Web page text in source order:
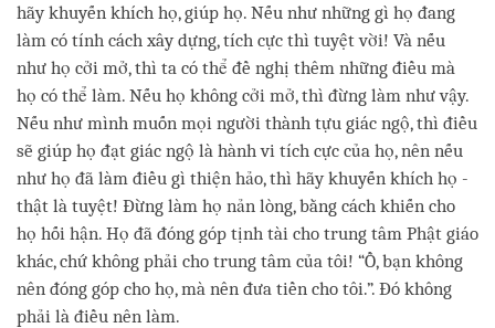
hãy khuyến khích họ, giúp họ. Nếu như những gì họ đang
làm có tính cách xây dựng, tích cực thì tuyệt vời! Và nếu
như họ cởi mở, thì ta có thể đề nghị thêm những điều mà
họ có thể làm. Nếu họ không cởi mở, thì đừng làm như vậy.
Nếu như mình muốn mọi người thành tựu giác ngộ, thì điều
sẽ giúp họ đạt giác ngộ là hành vi tích cực của họ, nên nếu
như họ đã làm điều gì thiện hảo, thì hãy khuyến khích họ -
thật là tuyệt! Đừng làm họ nản lòng, bằng cách khiến cho
họ hối hận. Họ đã đóng góp tịnh tài cho trung tâm Phật giáo
khác, chứ không phải cho trung tâm của tôi! “Ồ, bạn không
nên đóng góp cho họ, mà nên đưa tiền cho tôi.”. Đó không
phải là điều nên làm.